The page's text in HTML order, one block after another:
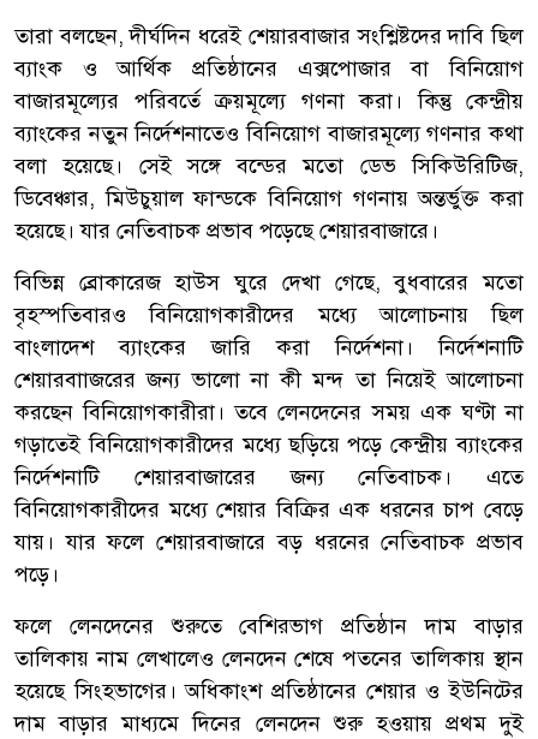
তারা বলছেন, দীর্ঘদিন ধরেই শেয়ারবাজার সংশ্লিষ্টদের দাবি ছিল
ব্যাংক ও আর্থিক প্রতিষ্ঠানের এক্সপোজার বা বিনিয়োগ
বাজারমূল্যের পরিবর্তে ক্রয়মূল্যে গণনা করা। কিন্তু কেন্দ্রীয়
ব্যাংকের নতুন নির্দেশনাতেও বিনিয়োগ বাজারমূল্যে গণনার কথা
বলা হয়েছে। সেই সঙ্গে বন্ডের মতো ডেভ সিকিউরিটিজ,
ডিবেঞ্চার, মিউচুয়াল ফান্ডকে বিনিয়োগ গণনায় অন্তর্ভুক্ত করা
হয়েছে। যার নেতিবাচক প্রভাব পড়েছে শেয়ারবাজারে।
বিভিন্ন ব্রোকারেজ হাউস ঘুরে দেখা গেছে, বুধবারের মতো
বৃহস্পতিবারও বিনিয়োগকারীদের মধ্যে আলোচনায় ছিল
বাংলাদেশ ব্যাংকের জারি করা নির্দেশনা। নির্দেশনাটি
শেয়ারবাাজরের জন্য ভালো না কী মন্দ তা নিয়েই আলোচনা
করছেন বিনিয়োগকারীরা। তবে লেনদেনের সময় এক ঘণ্টা না
গড়াতেই বিনিয়োগকারীদের মধ্যে ছড়িয়ে পড়ে কেন্দ্রীয় ব্যাংকের
নির্দেশনাটি শেয়ারবাজারের জন্য নেতিবাচক। এতে
বিনিয়োগকারীদের মধ্যে শেয়ার বিক্রির এক ধরনের চাপ বেড়ে
যায়। যার ফলে শেয়ারবাজারে বড় ধরনের নেতিবাচক প্রভাব
পড়ে।
ফলে লেনদেনের শুরুতে বেশিরভাগ প্রতিষ্ঠান দাম বাড়ার
তালিকায় নাম লেখালেও লেনদেন শেষে পতনের তালিকায় স্থান
হয়েছে সিংহভাগের। অধিকাংশ প্রতিষ্ঠানের শেয়ার ও ইউনিটের
দাম বাড়ার মাধ্যমে দিনের লেনদেন শুরু হওয়ায় প্রথম দুই